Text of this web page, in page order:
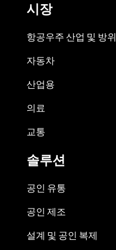
시장
항공우주 산업 및 방위
자동차
산업용
의료
교통
솔루션
공인 유통
공인 제조
설계 및 공인 복제